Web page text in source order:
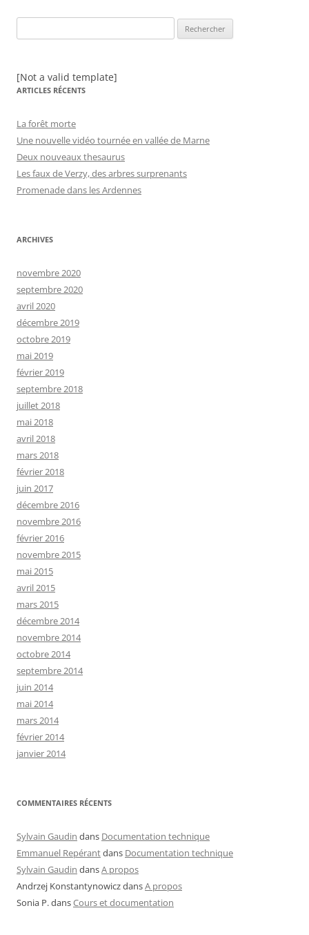
[Not a valid template]
ARTICLES RÉCENTS
La forêt morte
Une nouvelle vidéo tournée en vallée de Marne
Deux nouveaux thesaurus
Les faux de Verzy, des arbres surprenants
Promenade dans les Ardennes
ARCHIVES
novembre 2020
septembre 2020
avril 2020
décembre 2019
octobre 2019
mai 2019
février 2019
septembre 2018
juillet 2018
mai 2018
avril 2018
mars 2018
février 2018
juin 2017
décembre 2016
novembre 2016
février 2016
novembre 2015
mai 2015
avril 2015
mars 2015
décembre 2014
novembre 2014
octobre 2014
septembre 2014
juin 2014
mai 2014
mars 2014
février 2014
janvier 2014
COMMENTAIRES RÉCENTS
Sylvain Gaudin dans Documentation technique
Emmanuel Repérantdans Documentation technique
Sylvain Gaudin dansA propos
Andrzej KonstantynowiczdansA propos
Sonia P.dansCours et documentation